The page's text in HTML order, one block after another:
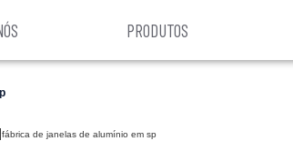
PRODUTOS
fábrica de janelas de alumínio em sp